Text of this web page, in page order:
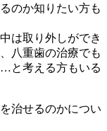
のか知りたい方も
は取り外しができ
八重歯の治療でも
と考える方もいる
治せるのかについ